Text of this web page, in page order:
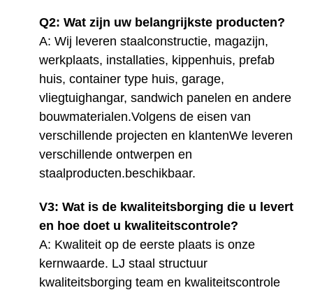
Q2: Wat zijn uw belangrijkste producten?
A: Wij leveren staalconstructie, magazijn,
werkplaats, installaties, kippenhuis, prefab
huis, container type huis, garage,
vliegtuighangar, sandwich panelen en andere
bouwmaterialen.Volgens de eisen van
verschillende projecten en klantenWe leveren
verschillende ontwerpen en
staalproducten.beschikbaar.
V3: Wat is de kwaliteitsborging die u levert
en hoe doet u kwaliteitscontrole?
A: Kwaliteit op de eerste plaats is onze
kernwaarde. LJ staal structuur
kwaliteitsborging team en kwaliteitscontrole